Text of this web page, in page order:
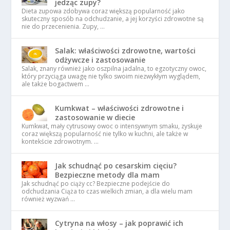
jedząc zupy?
Dieta zupowa zdobywa coraz większą popularność jako
skuteczny sposób na odchudzanie, a jej korzyści zdrowotne są
nie do przecenienia. Zupy, …
Salak: właściwości zdrowotne, wartości
odżywcze i zastosowanie
Salak, znany również jako oszpilna jadalna, to egzotyczny owoc,
który przyciąga uwagę nie tylko swoim niezwykłym wyglądem,
ale także bogactwem …
Kumkwat – właściwości zdrowotne i
zastosowanie w diecie
Kumkwat, mały cytrusowy owoc o intensywnym smaku, zyskuje
coraz większą popularność nie tylko w kuchni, ale także w
kontekście zdrowotnym. …
Jak schudnąć po cesarskim cięciu?
Bezpieczne metody dla mam
Jak schudnąć po ciąży cc? Bezpieczne podejście do
odchudzania Ciąża to czas wielkich zmian, a dla wielu mam
również wyzwań …
Cytryna na włosy – jak poprawić ich